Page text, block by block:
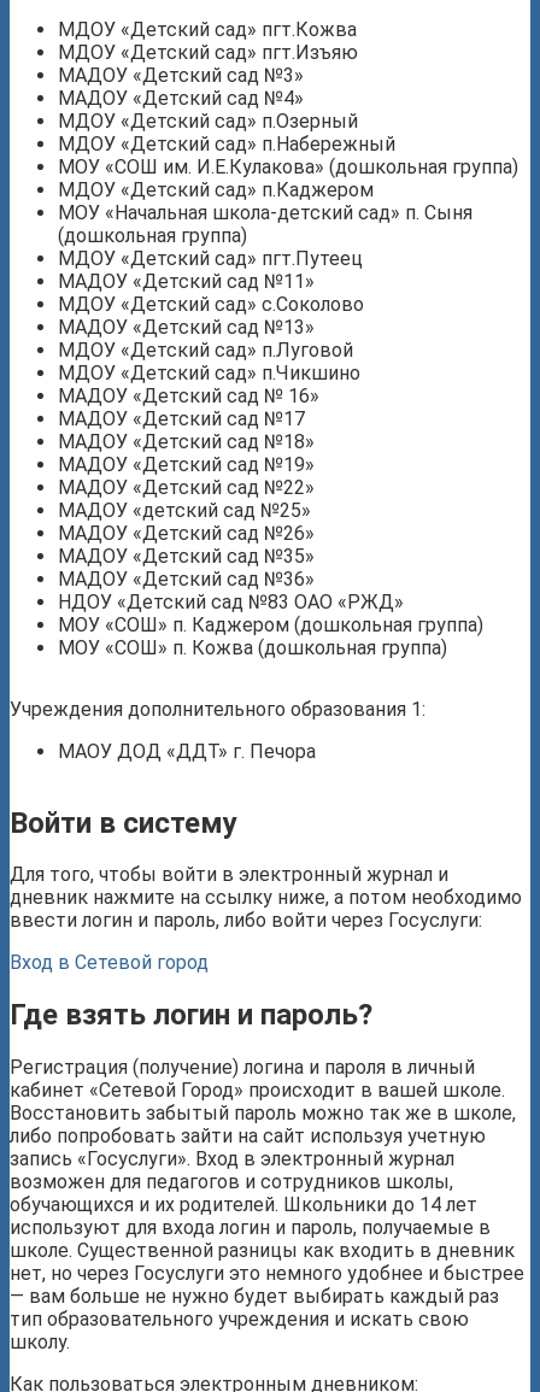
МДОУ «Детский сад» пгт.Кожва
МДОУ «Детский сад» пгт.Изъяю
МАДОУ «Детский сад №3»
МАДОУ «Детский сад №4»
МДОУ «Детский сад» п.Озерный
МДОУ «Детский сад» п.Набережный
МОУ «СОШ им. И.Е.Кулакова» (дошкольная группа)
МДОУ «Детский сад» п.Каджером
МОУ «Начальная школа-детский сад» п. Сыня
(дошкольная группа)
МДОУ «Детский сад» пгт.Путеец
МАДОУ «Детский сад №11»
МДОУ «Детский сад» с.Соколово
МАДОУ «Детский сад №13»
МДОУ «Детский сад» п.Луговой
МДОУ «Детский сад» п.Чикшино
МАДОУ «Детский сад № 16»
МАДОУ «Детский сад №17
МАДОУ «Детский сад №18»
МАДОУ «Детский сад №19»
МАДОУ «Детский сад №22»
МАДОУ «детский сад №25»
МАДОУ «Детский сад №26»
МАДОУ «Детский сад №35»
МАДОУ «Детский сад №36»
НДОУ «Детский сад №83 ОАО «РЖД»
МОУ «СОШ» п. Каджером (дошкольная группа)
МОУ «СОШ» п. Кожва (дошкольная группа)
Учреждения дополнительного образования 1:
МАОУ ДОД «ДДТ» г. Печора
Войти в систему
Для того, чтобы войти в электронный журнал и
дневник нажмите на ссылку ниже, а потом необходимо
ввести логин и пароль, либо войти через Госуслуги:
Вход в Сетевой город
Где взять логин и пароль?
Регистрация (получение) логина и пароля в личный
кабинет «Сетевой Город» происходит в вашей школе.
Восстановить забытый пароль можно так же в школе,
либо попробовать зайти на сайт используя учетную
запись «Госуслуги». Вход в электронный журнал
возможен для педагогов и сотрудников школы,
обучающихся и их родителей. Школьники до 14 лет
используют для входа логин и пароль, получаемые в
школе. Существенной разницы как входить в дневник
нет, но через Госуслуги это немного удобнее и быстрее
— вам больше не нужно будет выбирать каждый раз
тип образовательного учреждения и искать свою
школу.
Как пользоваться электронным дневником: